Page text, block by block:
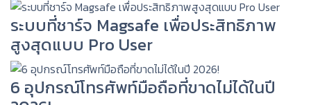
ระบบที่ชาร์จ Magsafe เพื่อประสิทธิภาพ
สูงสุดแบบ Pro User
6 อุปกรณ์โทรศัพท์มือถือที่ขาดไม่ได้ในปี